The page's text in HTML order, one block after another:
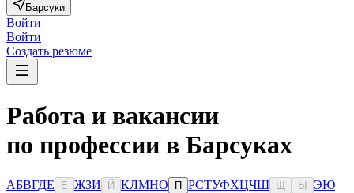
Барсуки
Войти
Войти
Создать резюме
Работа и вакансии
по профессии в Барсуках
АБВГДЕ Ё ЖЗИ Й КЛМНО П РСТУФХЦЧШ Ы ЭЮ